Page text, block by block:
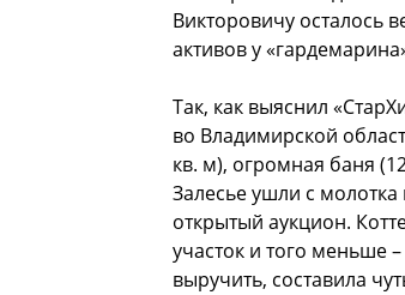
Викторовичу осталось
активов у
Так, как выяснил
во Владимирской
кв. м), огромная баня
Залесье ушли с
открытый аукцион.
участок и того меньше
выручить, составила